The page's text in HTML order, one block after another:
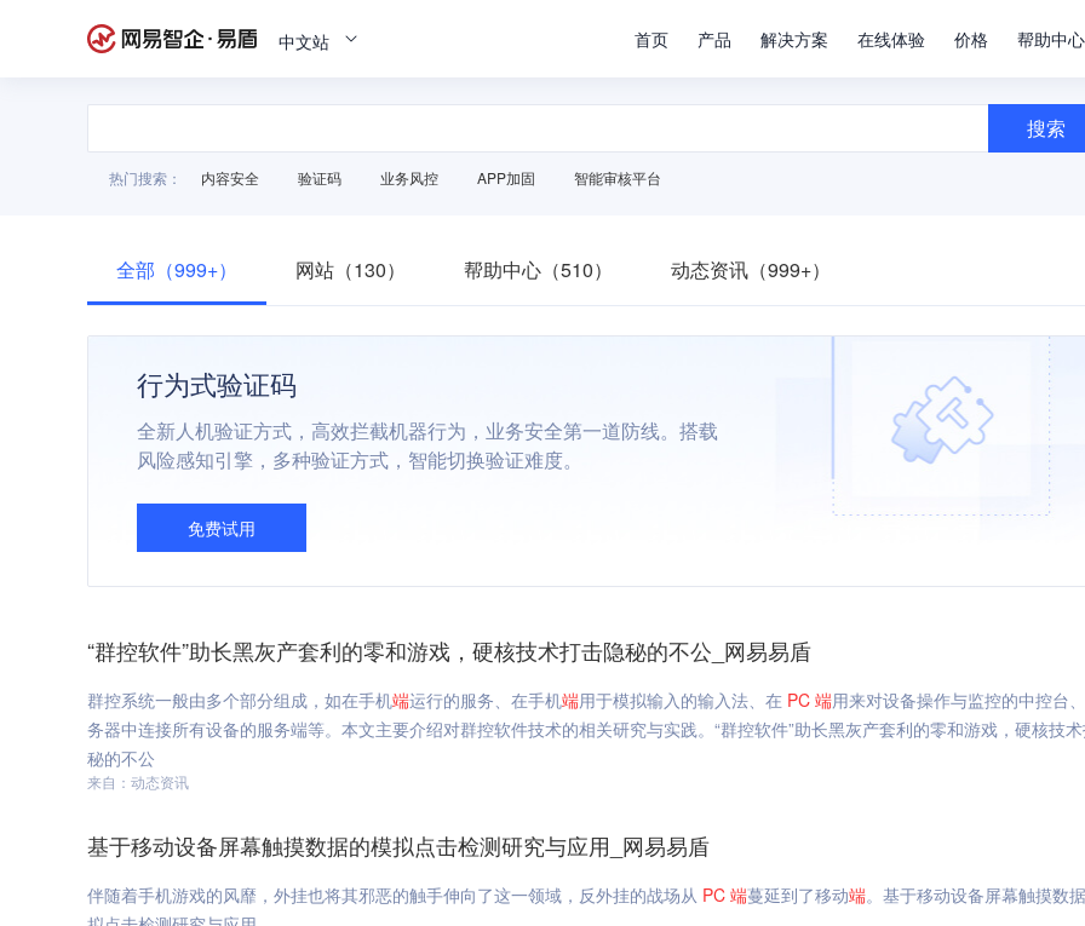
中文站 首页 产品 解决方案 在线体验 价格 帮助中心
搜索
热门搜索： 内容安全 验证码 业务风控 APP加固 智能审核平台
全部（999+） 网站（130） 帮助中心（510） 动态资讯（999+）
行为式验证码
全新人机验证方式，高效拦截机器行为，业务安全第一道防线。搭载
风险感知引擎，多种验证方式，智能切换验证难度。
免费试用
“群控软件”助长黑灰产套利的零和游戏，硬核技术打击隐秘的不公_网易易盾
群控系统一般由多个部分组成，如在手机端运行的服务、在手机端用于模拟输入的输入法、在 PC 端用来对设备操作与监控的中控台
务器中连接所有设备的服务端等。本文主要介绍对群控软件技术的相关研究与实践。“群控软件”助长黑灰产套利的零和游戏，硬核技
秘的不公
来自：动态资讯
基于移动设备屏幕触摸数据的模拟点击检测研究与应用_网易易盾
伴随着手机游戏的风靡，外挂也将其邪恶的触手伸向了这一领域，反外挂的战场从 PC 端蔓延到了移动端。基于移动设备屏幕触摸数